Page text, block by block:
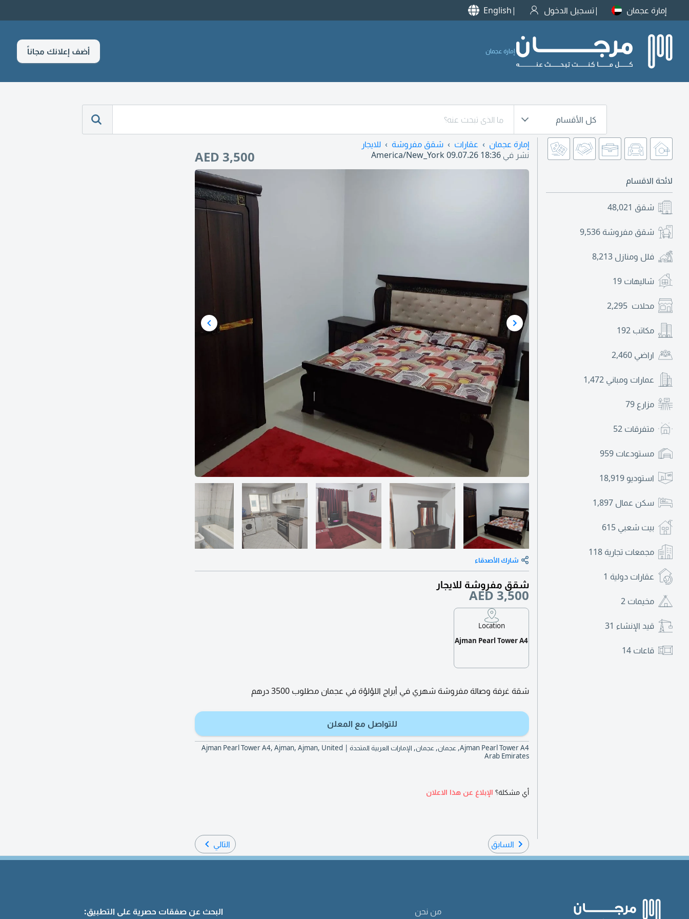
إمارة عجمان تسجيل الدخول English
إمارة عجمان أضف إعلانك مجاناً
كل الأقسام
لائحة الاقسام
شقق 48,021
شقق مفروشة 9,536
فلل ومنازل 8,213
شاليهات 19
محلات 2,295
مكاتب 192
اراضي 2,460
عمارات ومباني 1,472
مزارع 79
متفرقات 52
مستودعات 959
استوديو 18,919
سكن عمال 1,897
بيت شعبي 615
مجمعات تجارية 118
عقارات دولية 1
مخيمات 2
قيد الإنشاء 31
قاعات 14
إمارة عجمان عقارات شقق مفروشة
للايجار
نشر في 09.07.26 18:36
AED 3,500
شارك الأصدقاء
شقق مفروشة للايجار
AED 3,500
Location
Ajman Pearl Tower A4
شقة غرفة وصالة مفروشة شهري في أبراج اللؤلؤة في عجمان مطلوب 3500 درهم
للتواصل مع المعلن
Ajman Pearl Tower A4, عجمان, عجمان, الإمارات العربية المتحدة | Ajman Pearl Tower A4, Ajman, Ajman, United
Arab Emirates
أي مشكلة؟ الإبلاغ عن هذا الاعلان
السابق التالي
من نحن البحث عن صفقات حصرية على التطبيق: